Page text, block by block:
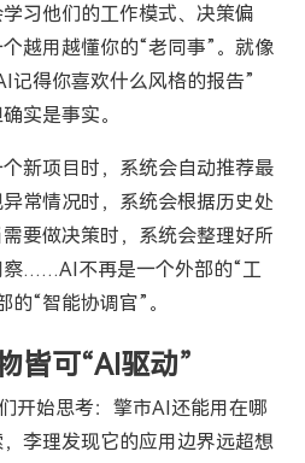
习他们的工作模式、决策偏
越用越懂你的“老同事”。就像
记得你喜欢什么风格的报告”
实是事实。
新项目时，系统会自动推荐最
常情况时，系统会根据历史处
要做决策时，系统会整理好所
察……AI不再是一个外部的“工
“智能协调官”。
皆可“AI驱动”
开始思考：擎市AI还能用在哪
李理发现它的应用边界远超想